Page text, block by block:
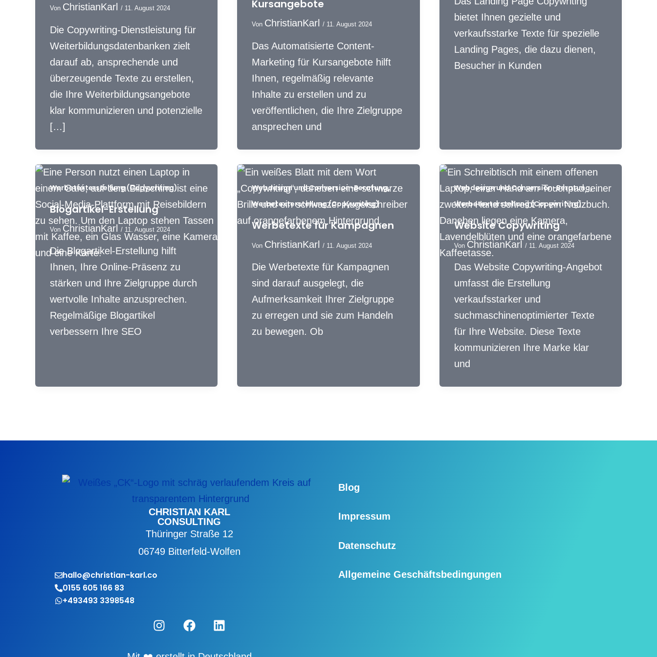
Von ChristianKarl / 11. August 2024
Die Copywriting-Dienstleistung für
Weiterbildungsdatenbanken zielt
darauf ab, ansprechende und
überzeugende Texte zu erstellen,
die Ihre Weiterbildungsangebote
klar kommunizieren und potenzielle
[…]
Kursangebote
Von ChristianKarl/ 11. August 2024
Das Automatisierte Content-
Marketing für Kursangebote hilft
Ihnen, regelmäßig relevante
Inhalte zu erstellen und zu
veröffentlichen, die Ihre Zielgruppe
ansprechen und
bietet Ihnen gezielte und
verkaufsstarke Texte für spezielle
Landing Pages, die dazu dienen,
Besucher in Kunden
Werbetexterstellung (Copywriting)
Blogartikel-Erstellung
Von ChristianKarl / 11. August 2024
Die Blogartikel-Erstellung hilft
Ihnen, Ihre Online-Präsenz zu
stärken und Ihre Zielgruppe durch
wertvolle Inhalte anzusprechen.
Regelmäßige Blogartikel
verbessern Ihre SEO
Webdesign und Conversion-Beratung,
Werbetexterstellung (Copywriting)
Werbetexte für Kampagnen
Von ChristianKarl/ 11. August 2024
Die Werbetexte für Kampagnen
sind darauf ausgelegt, die
Aufmerksamkeit Ihrer Zielgruppe
zu erregen und sie zum Handeln
zu bewegen. Ob
Webdesign und Conversion-Beratung,
Werbetexterstellung (Copywriting)
Website Copywriting
Von ChristianKarl / 11. August 2024
Das Website Copywriting-Angebot
umfasst die Erstellung
verkaufsstarker und
suchmaschinenoptimierter Texte
für Ihre Website. Diese Texte
kommunizieren Ihre Marke klar
und
CHRISTIAN KARL
CONSULTING
Thüringer Straße 12
06749 Bitterfeld-Wolfen
hallo@christian-karl.co
0155 605 166 83
+493493 3398548
Blog
Impressum
Datenschutz
Allgemeine Geschäftsbedingungen